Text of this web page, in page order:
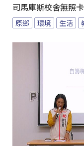
司馬庫斯校舍無照
原鄉 環境 生活